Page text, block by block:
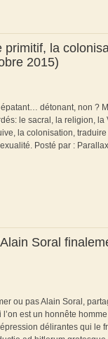
la
2015)
détonant, non ?
le sacral, la religion,
la colonisation,
Posté par :
Soral
ou pas Alain Soral,
est un honnête
délirantes qui le